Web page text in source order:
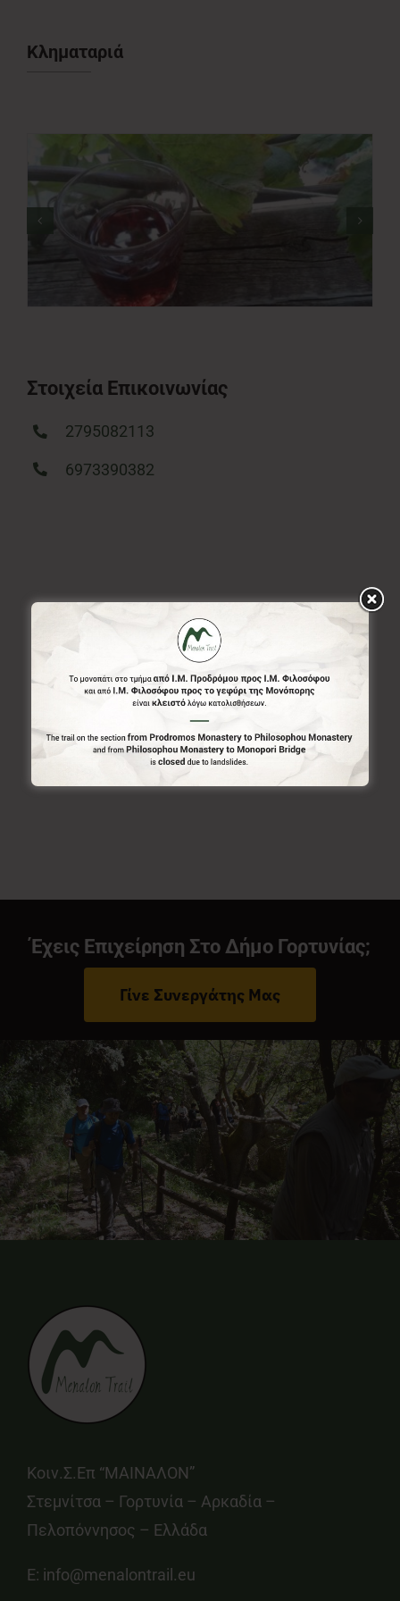
Νέα
Κληματαριά
Στοιχεία Επικοινωνίας
2795082113
6973390382
Έχεις Επιχείρηση Στο Δήμο Γορτυνίας;
Γίνε Συνεργάτης Μας
Κοιν.Σ.Επ “ΜΑΙΝΑΛΟΝ”
Στεμνίτσα – Γορτυνία – Αρκαδία –
Πελοπόννησος – Ελλάδα
E: info@menalontrail.eu